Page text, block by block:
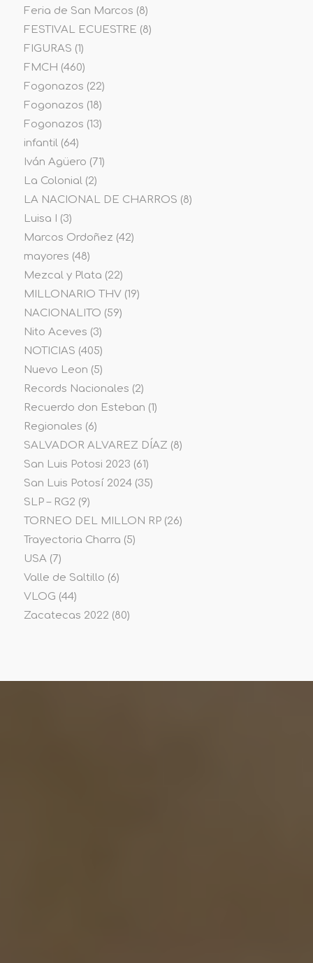
Feria de San Marcos (8)
FESTIVAL ECUESTRE (8)
FIGURAS (1)
FMCH (460)
Fogonazos (22)
Fogonazos (18)
Fogonazos (13)
infantil(64)
Iván Agüero (71)
La Colonial(2)
LA NACIONAL DE CHARROS (8)
Luisa I
(3)
Marcos Ordoñez (42)
mayores (48)
Mezcal y Plata (22)
MILLONARIO THV(19)
NACIONALITO (59)
Nito Aceves (3)
NOTICIAS (405)
Nuevo Leon (5)
Records Nacionales (2)
Recuerdo don Esteban (1)
Regionales (6)
SALVADOR ALVAREZ DÍAZ (8)
San Luis Potosi 2023 (61)
San Luis Potosí 2024(35)
SLP – RG2 (9)
TORNEO DEL MILLON RP(26)
Trayectoria Charra (5)
USA(7)
Valle de Saltillo (6)
VLOG (44)
Zacatecas 2022 (80)